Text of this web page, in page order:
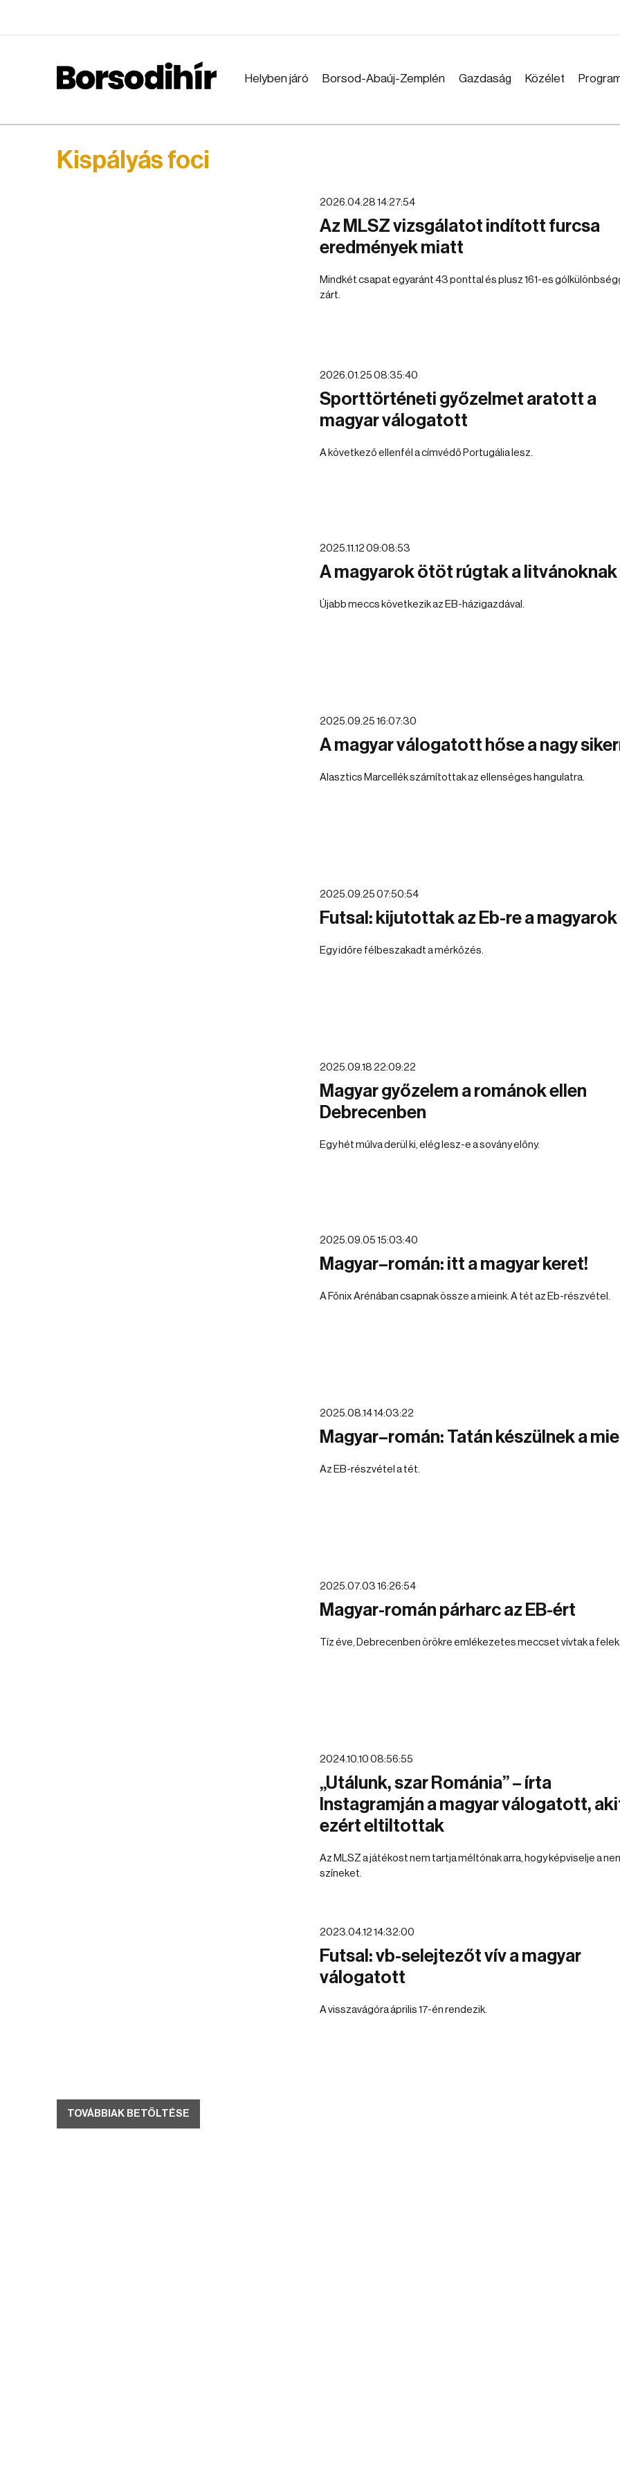
Helyben járó Borsod-Abaúj-Zemplén Gazdaság Közélet
Kispályás foci
2026.04.28 14:27:54
Az MLSZ vizsgálatot indított furcsa
eredmények miatt
Mindkét csapat egyaránt 43 ponttal és plusz 161-es
zárt.
2026.01.25 08:35:40
Sporttörténeti győzelmet aratott a
magyar válogatott
A következő ellenfél a címvédő Portugália lesz.
2025.11.12 09:08:53
A magyarok ötöt rúgtak a litvánoknak
Újabb meccs következik az EB-házigazdával.
2025.09.25 16:07:30
A magyar válogatott hőse a nagy
Alasztics Marcellék számítottak az ellenséges hangulatra.
2025.09.25 07:50:54
Futsal: kijutottak az Eb-re a magyarok
Egy időre félbeszakadt a mérkőzés.
2025.09.18 22:09:22
Magyar győzelem a románok ellen
Debrecenben
Egy hét múlva derül ki, elég lesz-e a sovány előny.
2025.09.05 15:03:40
Magyar–román: itt a magyar keret!
A Főnix Arénában csapnak össze a mieink. A tét az Eb-részvétel.
2025.08.14 14:03:22
Magyar–román: Tatán készülnek a
Az EB-részvétel a tét.
2025.07.03 16:26:54
Magyar-román párharc az EB-ért
Tíz éve, Debrecenben örökre emlékezetes meccset vívtak a
2024.10.10 08:56:55
„Utálunk, szar Románia” – írta
Instagramján a magyar válogatott,
ezért eltiltottak
Az MLSZ a játékost nem tartja méltónak arra, hogy képviselje a
színeket.
2023.04.12 14:32:00
Futsal: vb-selejtezőt vív a magyar
válogatott
A visszavágóra április 17-én rendezik.
TOVÁBBIAK BETÖLTÉSE